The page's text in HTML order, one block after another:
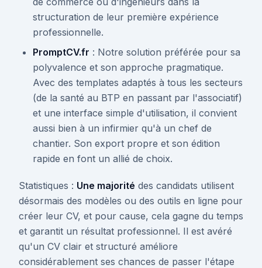
structuration de leur première expérience
professionnelle.
PromptCV.fr : Notre solution préférée pour sa
polyvalence et son approche pragmatique.
Avec des templates adaptés à tous les secteurs
(de la santé au BTP en passant par l'associatif)
et une interface simple d'utilisation, il convient
aussi bien à un infirmier qu'à un chef de
chantier. Son export propre et son édition
rapide en font un allié de choix.
Statistiques : Une majorité des candidats utilisent
désormais des modèles ou des outils en ligne pour
créer leur CV, et pour cause, cela gagne du temps
et garantit un résultat professionnel. Il est avéré
qu'un CV clair et structuré améliore
considérablement ses chances de passer l'étape